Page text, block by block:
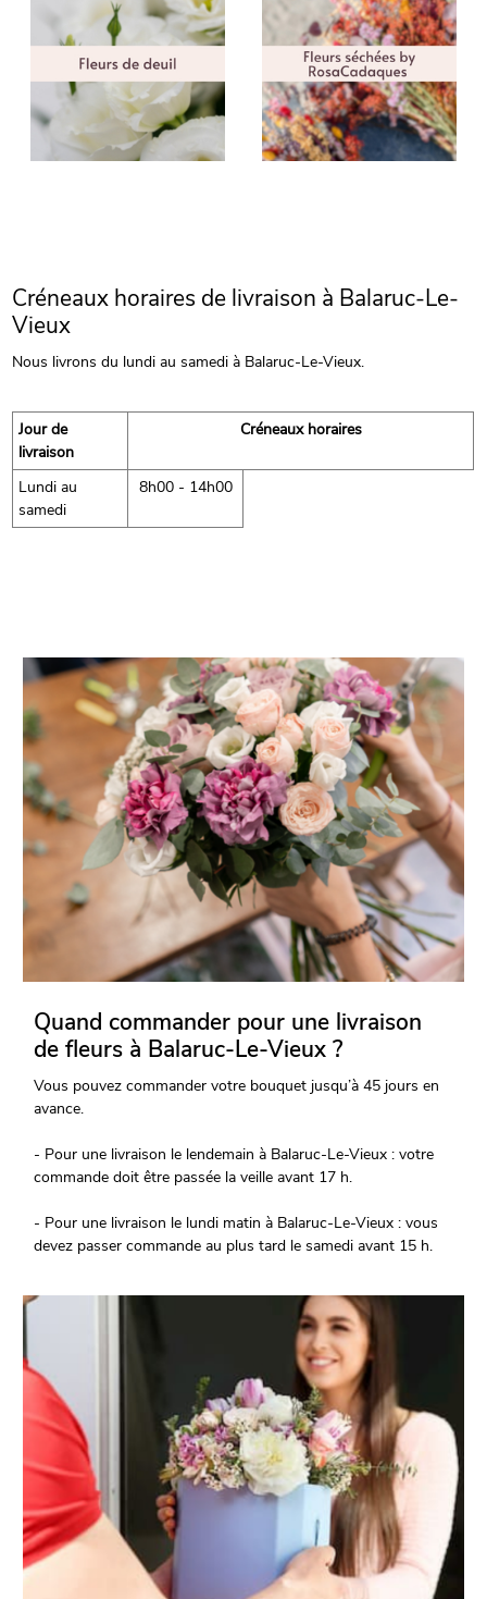
Créneaux horaires de livraison à Balaruc-Le-
Vieux
Nous livrons du lundi au samedi à Balaruc-Le-Vieux.
Jour de
livraison
Créneaux horaires
Lundi au
samedi
8h00 - 14h00
Quand commander pour une livraison
de fleurs à Balaruc-Le-Vieux ?
Vous pouvez commander votre bouquet jusqu’à 45 jours en
avance.
- Pour une livraison le lendemain à Balaruc-Le-Vieux : votre
commande doit être passée la veille avant 17 h.
- Pour une livraison le lundi matin à Balaruc-Le-Vieux : vous
devez passer commande au plus tard le samedi avant 15 h.